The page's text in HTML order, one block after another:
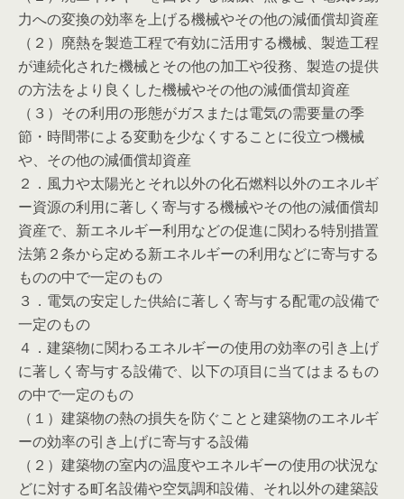
力への変換の効率を上げる機械やその他の減価償却資産
（２）廃熱を製造工程で有効に活用する機械、製造工程
が連続化された機械とその他の加工や役務、製造の提供
の方法をより良くした機械やその他の減価償却資産
（３）その利用の形態がガスまたは電気の需要量の季
節・時間帯による変動を少なくすることに役立つ機械
や、その他の減価償却資産
２．風力や太陽光とそれ以外の化石燃料以外のエネルギ
ー資源の利用に著しく寄与する機械やその他の減価償却
資産で、新エネルギー利用などの促進に関わる特別措置
法第２条から定める新エネルギーの利用などに寄与する
ものの中で一定のもの
３．電気の安定した供給に著しく寄与する配電の設備で
一定のもの
４．建築物に関わるエネルギーの使用の効率の引き上げ
に著しく寄与する設備で、以下の項目に当てはまるもの
の中で一定のもの
（１）建築物の熱の損失を防ぐことと建築物のエネルギ
ーの効率の引き上げに寄与する設備
（２）建築物の室内の温度やエネルギーの使用の状況な
どに対する町名設備や空気調和設備、それ以外の建築設